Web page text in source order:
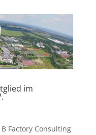
im
Factory Consulting